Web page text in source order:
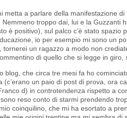
metta a parlare della manifestazione
troppo dai, lui e la Guzzanti
è positivo), sul palco c’è stato
io per esempio mi sono un
un ragazzo a modo non
di quello che si legge in giro,
blog, che circa tre mesi fa ho
un paio di post di prova, ora
d) in controtendenza rispetto a
reso conto di starmi prendendo
coinquilino, che mi ha esortato a